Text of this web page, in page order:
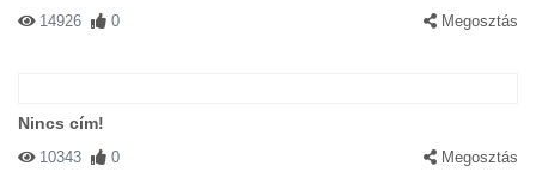
14926 0 Megosztás
Nincs cím!
10343 0 Megosztás